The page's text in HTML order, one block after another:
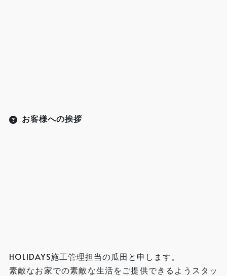
お客様への挨拶
HOLIDAYS施工管理担当の瓜田と申します。
素敵なお家での素敵な生活をご提供できるようスタッ